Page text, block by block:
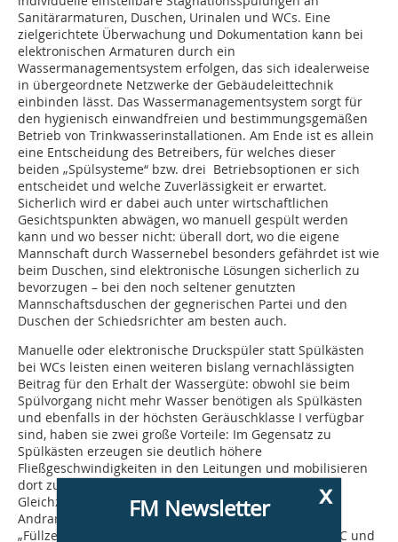
Sanitärarmaturen, Duschen, Urinalen und WCs. Eine
zielgerichtete Überwachung und Dokumentation kann bei
elektronischen Armaturen durch ein
Wassermanagementsystem erfolgen, das sich idealerweise
in übergeordnete Netzwerke der Gebäudeleittechnik
einbinden lässt. Das Wassermanagementsystem sorgt für
den hygienisch einwandfreien und bestimmungsgemäßen
Betrieb von Trinkwasserinstallationen. Am Ende ist es allein
eine Entscheidung des Betreibers, für welches dieser
beiden „Spülsysteme“ bzw. drei Betriebsoptionen er sich
entscheidet und welche Zuverlässigkeit er erwartet.
Sicherlich wird er dabei auch unter wirtschaftlichen
Gesichtspunkten abwägen, wo manuell gespült werden
kann und wo besser nicht: überall dort, wo die eigene
Mannschaft durch Wassernebel besonders gefährdet ist wie
beim Duschen, sind elektronische Lösungen sicherlich zu
bevorzugen – bei den noch seltener genutzten
Mannschaftsduschen der gegnerischen Partei und den
Duschen der Schiedsrichter am besten auch.
Manuelle oder elektronische Druckspüler statt Spülkästen
bei WCs leisten einen weiteren bislang vernachlässigten
Beitrag für den Erhalt der Wassergüte: obwohl sie beim
Spülvorgang nicht mehr Wasser benötigen als Spülkästen
und ebenfalls in der höchsten Geräuschklasse I verfügbar
sind, haben sie zwei große Vorteile: Im Gegensatz zu
Spülkästen erzeugen sie deutlich höhere
Fließgeschwindigkeiten in den Leitungen und mobilisieren
dort zusätzlich eventuell vorhandene Ablagerungen.
Gleichzeitig profitieren die Nutzer: Bei einem hohem
Andrang verkürzen sich die Wartezeiten, da ohne
„Füllzeiten“ immer ausreichend Spülwasser für das WC und
x
FM Newsletter